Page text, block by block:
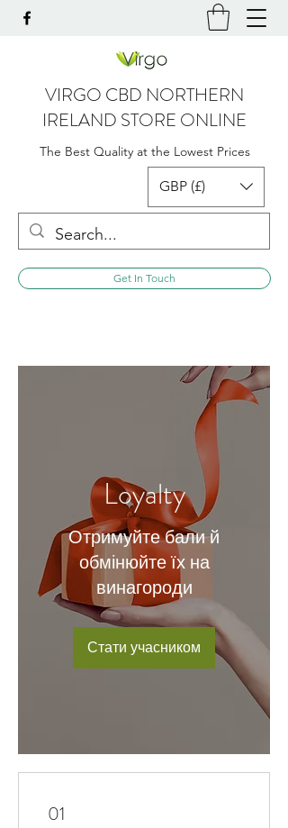
VIRGO CBD NORTHERN
IRELAND STORE ONLINE
The Best Quality at the Lowest Prices
GBP (£)
Get In Touch
Loyalty
Отримуйте бали й
обмінюйте їх на
винагороди
Стати учасником
01